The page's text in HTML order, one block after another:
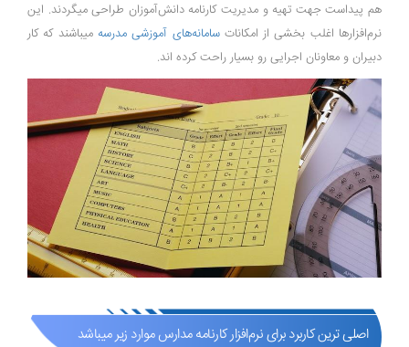
هم پیداست جهت تهیه و مدیریت کارنامه دانش‌آموزان طراحی میگردند. این
نرم‌افزارها اغلب بخشی از امکاناتسامانه‌های آموزشی مدرسه میباشند که کار
دبیران و معاونان اجرایی رو بسیار راحت کرده اند.
اصلی ترین کاربرد برای نرم‌افزار کارنامه مدارس موارد زیر میباشد